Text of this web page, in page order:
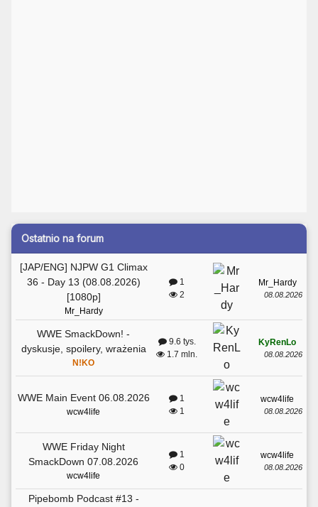
Ostatnio na forum
[JAP/ENG] NJPW G1 Climax
36 - Day 13 (08.08.2026)
[1080p]
Mr_Hardy
1
2
Mr_Hardy
08.08.2026
WWE SmackDown! -
dyskusje, spoilery, wrażenia
N!KO
9.6 tys.
1.7 mln.
KyRenLo
08.08.2026
WWE Main Event 06.08.2026
wcw4life
1
1
wcw4life
08.08.2026
WWE Friday Night
SmackDown 07.08.2026
wcw4life
1
0
wcw4life
08.08.2026
Pipebomb Podcast #13 -